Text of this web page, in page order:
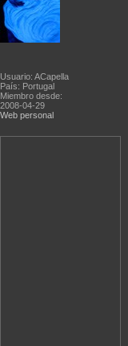
Usuario: ACapella
País: Portugal
Miembro desde:
2008-04-29
Web personal